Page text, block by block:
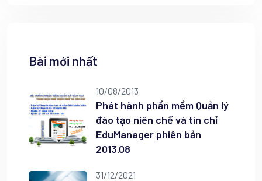
Bài mới nhất
10/08/2013
Phát hành phần mềm Quản lý
đào tạo niên chế và tín chỉ
EduManager phiên bản
2013.08
31/12/2021